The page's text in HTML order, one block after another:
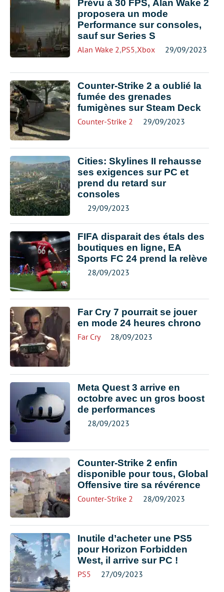
Prévu à 30 FPS, Alan Wake 2
proposera un mode
Performance sur consoles,
sauf sur Series S
Alan Wake 2,PS5,Xbox 29/09/2023
Counter-Strike 2 a oublié la
fumée des grenades
fumigènes sur Steam Deck
Counter-Strike 2 29/09/2023
Cities: Skylines II rehausse
ses exigences sur PC et
prend du retard sur
consoles
29/09/2023
FIFA disparait des étals des
boutiques en ligne, EA
Sports FC 24 prend la relève
28/09/2023
Far Cry 7 pourrait se jouer
en mode 24 heures chrono
Far Cry 28/09/2023
Meta Quest 3 arrive en
octobre avec un gros boost
de performances
28/09/2023
Counter-Strike 2 enfin
disponible pour tous, Global
Offensive tire sa révérence
Counter-Strike 2 28/09/2023
Inutile d’acheter une PS5
pour Horizon Forbidden
West, il arrive sur PC !
PS5 27/09/2023